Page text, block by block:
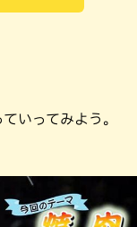
いってみよう。